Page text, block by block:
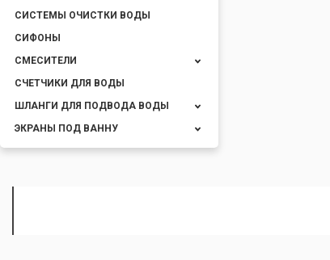
СИСТЕМЫ ОЧИСТКИ ВОДЫ
СИФОНЫ
СМЕСИТЕЛИ
СЧЕТЧИКИ ДЛЯ ВОДЫ
ШЛАНГИ ДЛЯ ПОДВОДА ВОДЫ
ЭКРАНЫ ПОД ВАННУ